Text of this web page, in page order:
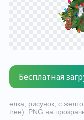
елка, рисунок, с
tree) PNG на